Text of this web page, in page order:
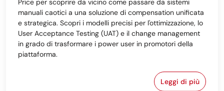
Price per scoprire da vicino come passare da sistemi
manuali caotici a una soluzione di compensation unificata
e strategica. Scopri i modelli precisi per l'ottimizzazione, lo
User Acceptance Testing (UAT) e il change management
in grado di trasformare i power user in promotori della
piattaforma.
Leggi di più
Da Excel